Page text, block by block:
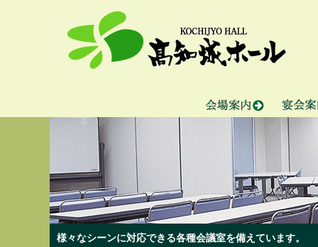
様々なシーンに対応できる各種会議室を備えています。